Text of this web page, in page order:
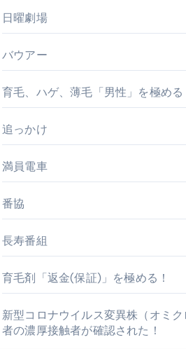
。いま選ばれている新定番ドメイン
レ #美容 #健康 #雑学 #ナレータ
#美容 #健康 #雑学 #ナレーター
レ #美容 #健康 #雑学 #ナレータ
すめ・選び方・洗い方・Q&Aまで
たの寝室に最適解を出す快眠ガイド
足腰と体幹”を育てる選び方＆続
日曜劇場
バウアー
育毛、ハゲ、薄毛「男性」を極める
追っかけ
満員電車
番協
長寿番組
育毛剤「返金(保証)」を極める！
新型コロナウイルス変異株（オミ
者の濃厚接触者が確認された！